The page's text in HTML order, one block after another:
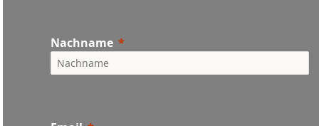
Nachname